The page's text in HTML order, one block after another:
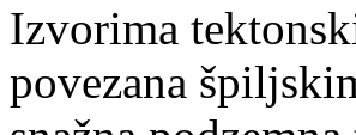
Izvorima
povezana